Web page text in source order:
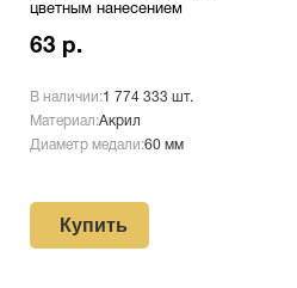
цветным нанесением
63 р.
В наличии:1 774 333 шт.
Материал:Акрил
Диаметр медали:60 мм
Купить